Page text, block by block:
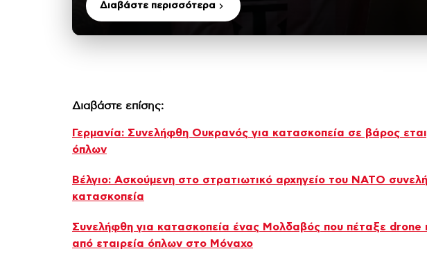
Διαβάστε περισσότερα
Διαβάστε επίσης:
Γερμανία: Συνελήφθη Ουκρανός για κατασκοπεία σε βάρος
όπλων
Βέλγιο: Ασκούμενη στο στρατιωτικό αρχηγείο του ΝΑΤΟ
κατασκοπεία
Συνελήφθη για κατασκοπεία ένας Μολδαβός που πέταξε drone
από εταιρεία όπλων στο Μόναχο